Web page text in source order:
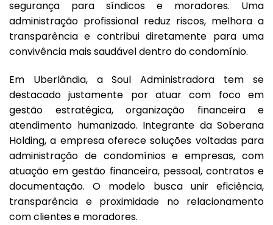
segurança para síndicos e moradores. Uma
administração profissional reduz riscos, melhora a
transparência e contribui diretamente para uma
convivência mais saudável dentro do condomínio.
Em Uberlândia, a Soul Administradora tem se
destacado justamente por atuar com foco em
gestão estratégica, organização financeira e
atendimento humanizado. Integrante da Soberana
Holding, a empresa oferece soluções voltadas para
administração de condomínios e empresas, com
atuação em gestão financeira, pessoal, contratos e
documentação. O modelo busca unir eficiência,
transparência e proximidade no relacionamento
com clientes e moradores.